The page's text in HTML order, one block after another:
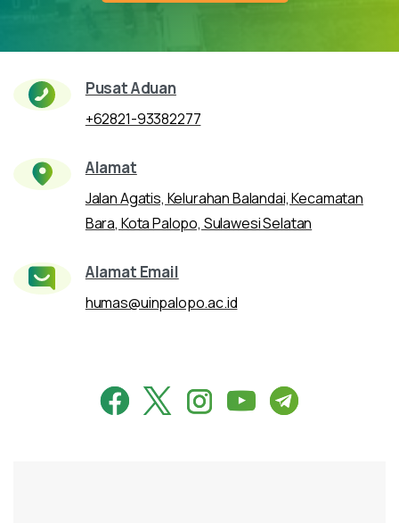
Pusat Aduan
+62821-93382277
Alamat
Jalan Agatis, Kelurahan Balandai, Kecamatan
Bara, Kota Palopo, Sulawesi Selatan
Alamat Email
humas@uinpalopo.ac.id